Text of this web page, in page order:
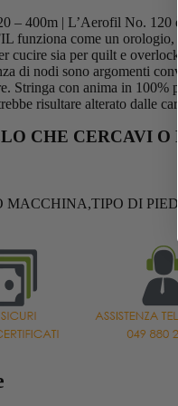
– 400m | L’Aerofil No.
funziona come un
cucire sia per quilt e
di nodi sono argomenti
Stringa con anima in
risultare alterato dalle
CHE CERCAVI
DI